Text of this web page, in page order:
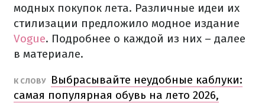
модных покупок лета. Различные идеи их
стилизации предложило модное издание
Vogue. Подробнее о каждой из них – далее
в материале.
К СЛОВУ
Выбрасывайте неудобные каблуки:
самая популярная обувь на лето 2026,